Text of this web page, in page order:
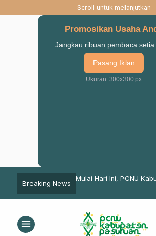
Scroll untuk melanjutkan
Promosikan Usaha
Jangkau ribuan pembaca setia
Pasang Iklan
Ukuran: 300x300 px
Breaking News
Bungkus Kepada
Mulai Hari Ini, PCNU
Ramadhan Keliling
menu